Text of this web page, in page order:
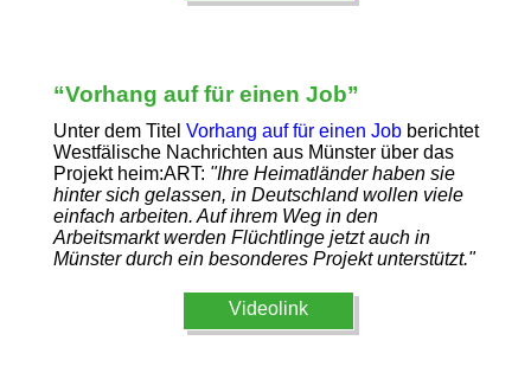
“Vorhang auf für einen Job”
Unter dem Titel Vorhang auf für einen Jobberichtet
Westfälische Nachrichten aus Münster über das
Projekt heim:ART: "Ihre Heimatländer haben sie
hinter sich gelassen, in Deutschland wollen viele
einfach arbeiten. Auf ihrem Weg in den
Arbeitsmarkt werden Flüchtlinge jetzt auch in
Münster durch ein besonderes Projekt unterstützt."
Videolink